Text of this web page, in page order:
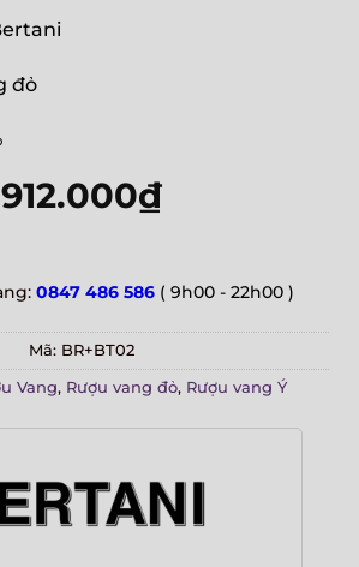
đỏ
912.000₫
0847 486 586 ( 9h00 - 22h00 )
Mã: BR+BT02
Vang, Rượu vang đỏ, Rượu vang Ý